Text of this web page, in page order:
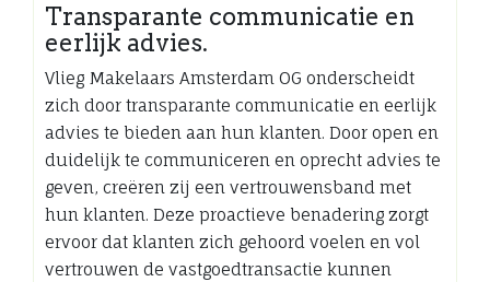
Transparante communicatie en
eerlijk advies.
Vlieg Makelaars Amsterdam OG onderscheidt
zich door transparante communicatie en eerlijk
advies te bieden aan hun klanten. Door open en
duidelijk te communiceren en oprecht advies te
geven, creëren zij een vertrouwensband met
hun klanten. Deze proactieve benadering zorgt
ervoor dat klanten zich gehoord voelen en vol
vertrouwen de vastgoedtransactie kunnen